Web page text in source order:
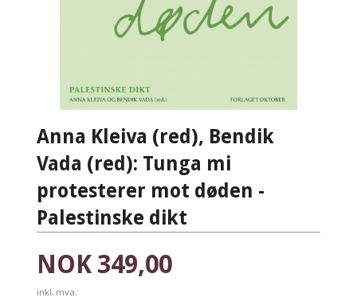
Anna Kleiva (red), Bendik
Vada (red): Tunga mi
protesterer mot døden -
Palestinske dikt
Pris
NOK 349,00
inkl. mva.